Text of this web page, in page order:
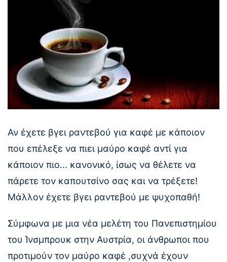
Αν έχετε βγει ραντεβού για καφέ με κάποιον
που επέλεξε να πιει μαύρο καφέ αντί για
κάποιον πιο... κανονικό, ίσως να θέλετε να
πάρετε τον καπουτσίνο σας και να τρέξετε!
Μάλλον έχετε βγει ραντεβού με ψυχοπαθή!
Σύμφωνα με μια νέα μελέτη του Πανεπιστημίου
του Ίνσμπρουκ στην Αυστρία, οι άνθρωποι που
προτιμούν τον μαύρο καφέ ,συχνά έχουν